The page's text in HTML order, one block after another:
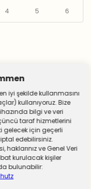
4 5 6
iyi şekilde kullanmasını
kullanıyoruz. Bize
bilgi ve veri
taraf hizmetlerini
gelecek için geçerli
edebilirsiniz.
ve Genel Veri
kurulacak kişiler
bulunabilir: